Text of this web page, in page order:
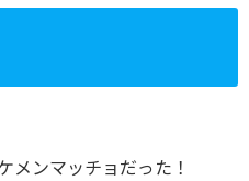
メンマッチョだった！